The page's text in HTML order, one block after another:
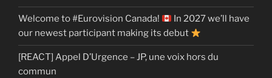
Welcome to #Eurovision Canada!
In 2027 we’ll have
our newest participant making its debut
[REACT] Appel D’Urgence – JP, une voix hors du
commun